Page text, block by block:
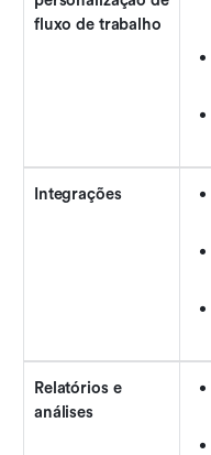
fluxo de trabalho
Integrações
Relatórios e
análises